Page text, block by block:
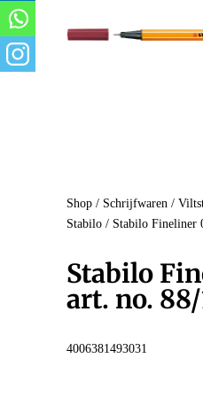
Shop/ Schrijfwaren/
Stabilo/ Stabilo Fineliner
Stabilo
art. no.
4006381493031